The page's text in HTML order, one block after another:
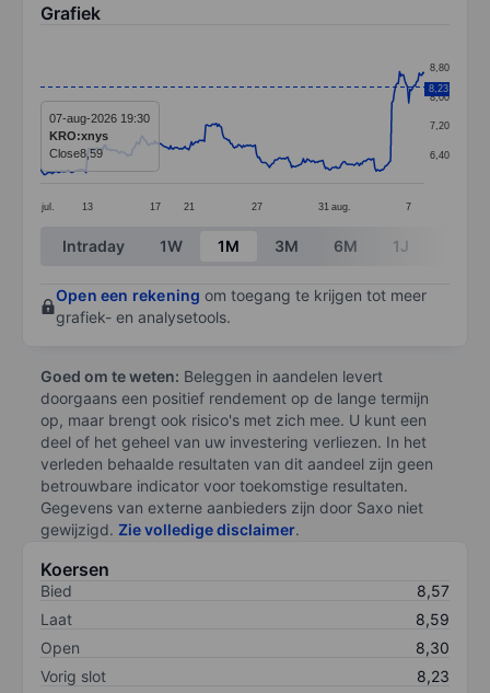
Grafiek
Line chart with 296 data points.
The chart has 1 X axis displaying categories.
The chart has 1 Y axis displaying values. Data
jul. 13 17 21 27 31 aug. 7
6,40
7,20
8,00
8,80
8,23
07-aug-2026 19:30
KRO:xnys
Close8,59
End of interactive chart.
Intraday 1W 1M 3M 6M 1J
Open een rekening om toegang te krijgen tot meer
grafiek- en analysetools.
Goed om te weten: Beleggen in aandelen levert
doorgaans een positief rendement op de lange termijn
op, maar brengt ook risico's met zich mee. U kunt een
deel of het geheel van uw investering verliezen. In het
verleden behaalde resultaten van dit aandeel zijn geen
betrouwbare indicator voor toekomstige resultaten.
Gegevens van externe aanbieders zijn door Saxo niet
gewijzigd. Zie volledige disclaimer.
Koersen
Bied
8,57
Laat
8,59
Open
8,30
Vorig slot
8,23